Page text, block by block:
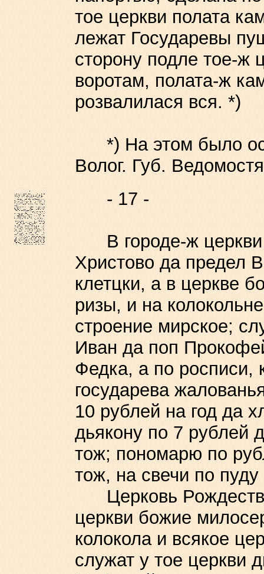
тое церкви полата
лежат Государевы
сторону подле тое-ж
воротам, полата-ж
розвалилася вся. *)
*) На этом было
Волог. Губ.
- 17 -
В городе-ж церкви
Христово да предел
клетцки, а в церкве
ризы, и на
строение мирское;
Иван да поп
Федка, а по росписи,
государева
10 рублей на год да
дьякону по 7 рублей
тож; пономарю по
тож, на свечи по пуду
Церковь
церкви божие
колокола и всякое
служат у тое церкви